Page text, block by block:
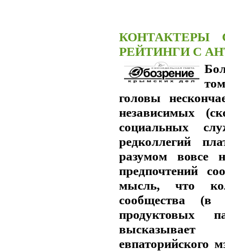
РЕЙТИНГИ С
головы
независимых
социальных
редколлегий
разумом вовсе
предпочтений
мысль, что
сообщества (в
продуктовых
высказывает
евпаторийского